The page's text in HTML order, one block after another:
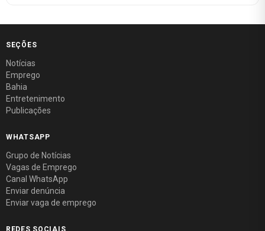
SEÇÕES
Notícias
Emprego
Bahia
Entretenimento
Publicações
WHATSAPP
Grupo de Notícias
Vagas de Emprego
Canal WhatsApp
Enviar denúncia
Enviar vaga de emprego
REDES SOCIAIS